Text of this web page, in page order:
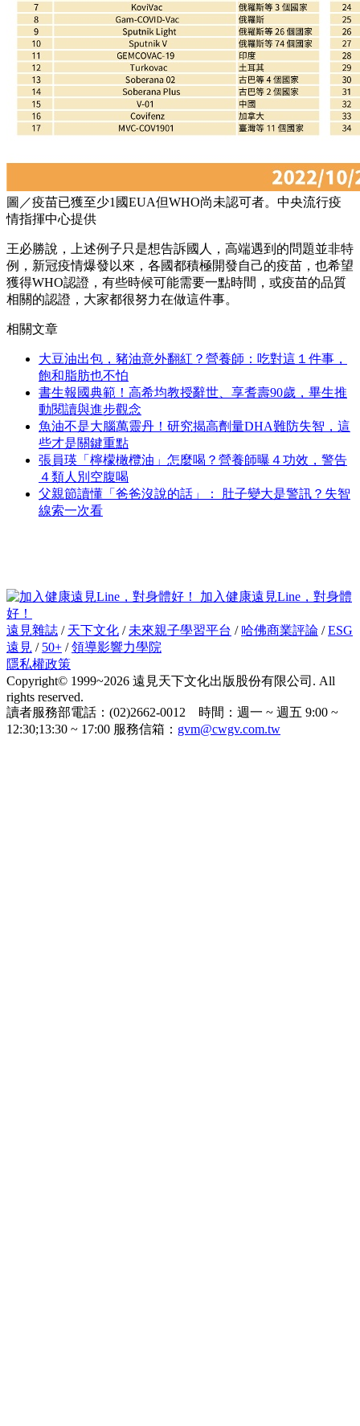
圖／疫苗已獲至少1國EUA但WHO尚未認可者。中央流行疫
情指揮中心提供
王必勝說，上述例子只是想告訴國人，高端遇到的問題並非特
例，新冠疫情爆發以來，各國都積極開發自己的疫苗，也希望
獲得WHO認證，有些時候可能需要一點時間，或疫苗的品質
相關的認證，大家都很努力在做這件事。
相關文章
大豆油出包，豬油意外翻紅？營養師：吃對這１件事，
飽和脂肪也不怕
書生報國典範！高希均教授辭世、享耆壽90歲，畢生推
動閱讀與進步觀念
魚油不是大腦萬靈丹！研究揭高劑量DHA難防失智，這
些才是關鍵重點
張員瑛「檸檬橄欖油」怎麼喝？營養師曝４功效，警告
４類人別空腹喝
父親節讀懂「爸爸沒說的話」： 肚子變大是警訊？失智
線索一次看
加入健康遠見Line，對身體
好！
遠見雜誌 / 天下文化 / 未來親子學習平台 / 哈佛商業評論 /ESG
遠見 / 50+ /領導影響力學院
隱私權政策
Copyright© 1999~2026 遠見天下文化出版股份有限公司. All
rights reserved.
讀者服務部電話：(02)2662-0012 時間：週一 ~ 週五 9:00 ~
12:30;13:30 ~ 17:00 服務信箱： gvm@cwgv.com.tw